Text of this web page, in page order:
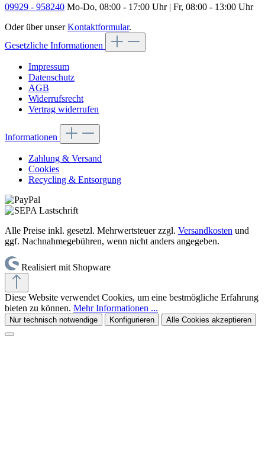
09929 - 958240 Mo-Do, 08:00 - 17:00 Uhr | Fr, 08:00 - 13:00 Uhr
Oder über unserKontaktformular.
Gesetzliche Informationen
Impressum
Datenschutz
AGB
Widerrufsrecht
Vertrag widerrufen
Informationen
Zahlung & Versand
Cookies
Recycling & Entsorgung
Alle Preise inkl. gesetzl. Mehrwertsteuer zzgl. Versandkosten und
ggf. Nachnahmegebühren, wenn nicht anders angegeben.
Realisiert mit Shopware
Diese Website verwendet Cookies, um eine bestmögliche Erfahrung
bieten zu können. Mehr Informationen ...
Nur technisch notwendige Konfigurieren Alle Cookies akzeptieren